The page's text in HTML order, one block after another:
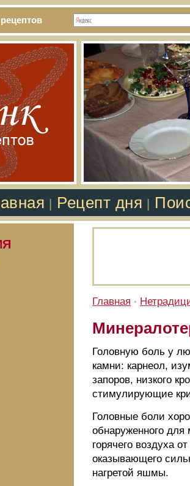
Рецепт дня
Главная •
Головную боль у
камни: карнеол,
запоров, низкого
стимулирующие
Головные боли
обнаруженного для
горячего воздуха
оказывающего
нагретой яшмы.